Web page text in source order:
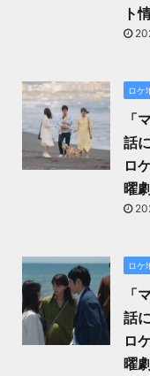
ト
ロケ
「
話
ロ
曜
ロケ
「
話
ロ
曜